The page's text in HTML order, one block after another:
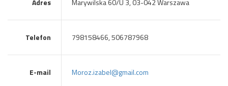
Adres Marywilska 60/U 3, 03-042 Warszawa
Telefon 798158466, 506787968
E-mail Moroz.izabel@gmail.com